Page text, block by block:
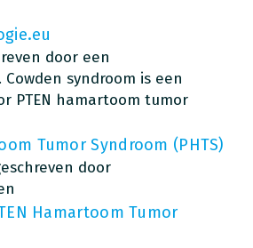
door een
syndroom is een
PTEN hamartoom tumor
Tumor Syndroom (PHTS)
door
Hamartoom Tumor